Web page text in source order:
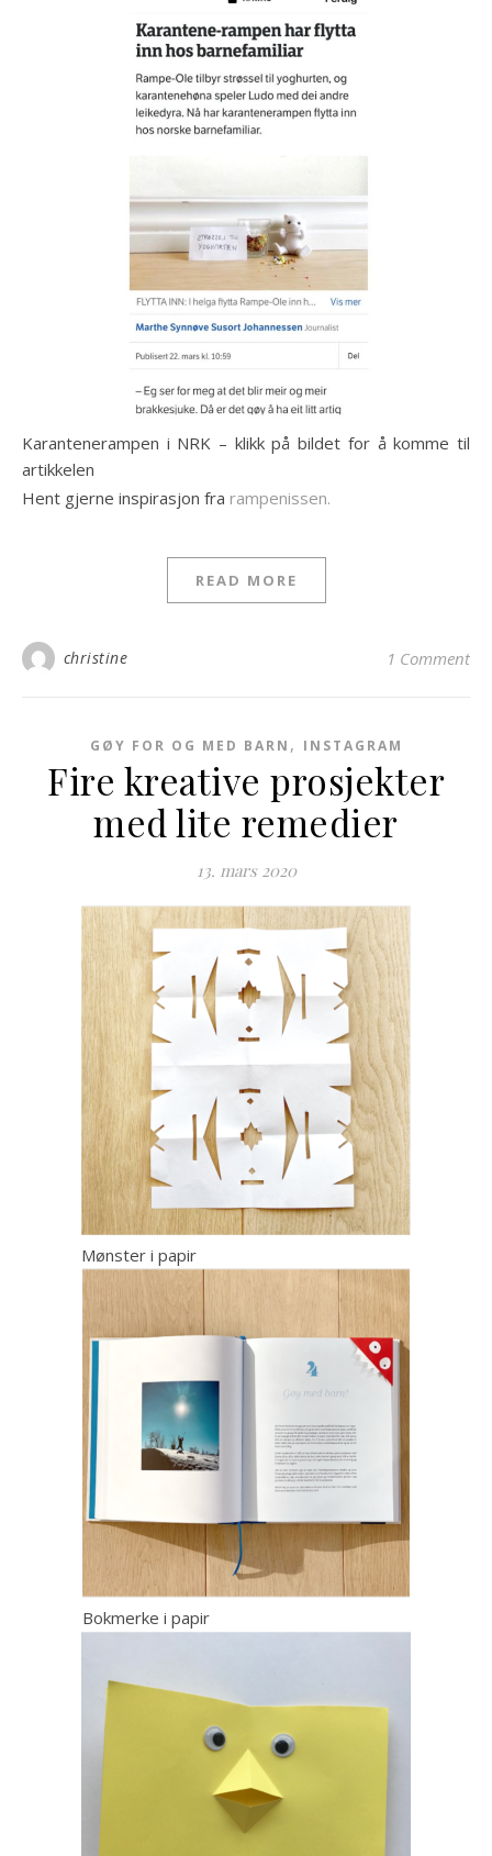
Karantenerampen i NRK – klikk på bildet for å komme til
artikkelen
Hent gjerne inspirasjon fra rampenissen.
READ MORE
christine 1 Comment
GØY FOR OG MED BARN , INSTAGRAM
Fire kreative prosjekter
med lite remedier
13. mars 2020
Mønster i papir
Bokmerke i papir